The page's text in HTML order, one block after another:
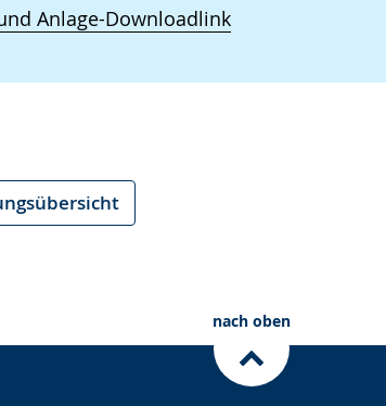
Anlage-Downloadlink
nach oben